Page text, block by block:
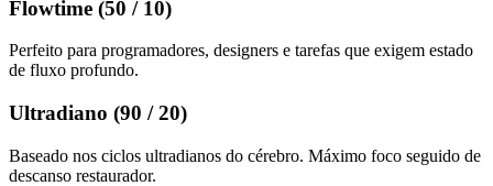
Flowtime (50 / 10)
Perfeito para programadores, designers e tarefas que exigem estado
de fluxo profundo.
Ultradiano (90 / 20)
Baseado nos ciclos ultradianos do cérebro. Máximo foco seguido de
descanso restaurador.